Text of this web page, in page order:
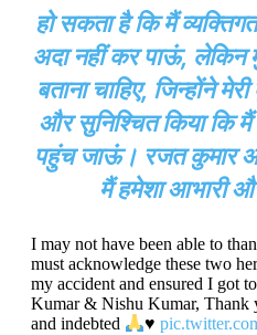
हो सकता है कि मैं
अदा नहीं कर पाऊं, लेकिन
बताना चाहिए, जिन्होंने
और सुनिश्चित किया कि
पहुंच जाऊं। रजत कुमार
मैं हमेशा आभारी
I may not have been able to
must acknowledge these two
my accident and ensured I got
Kumar & Nishu Kumar, Thank
and indebted
♥️